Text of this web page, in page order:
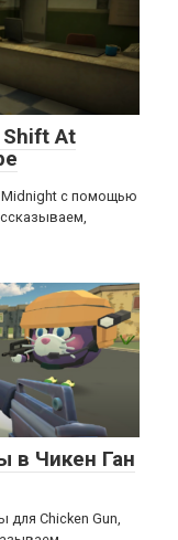
At
Midnight с помощью
в Чикен Ган
для Chicken Gun,